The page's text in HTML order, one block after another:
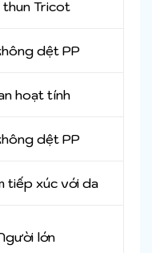
thun Tricot
dệt PP
hoạt tính
dệt PP
tiếp xúc với da
lớn